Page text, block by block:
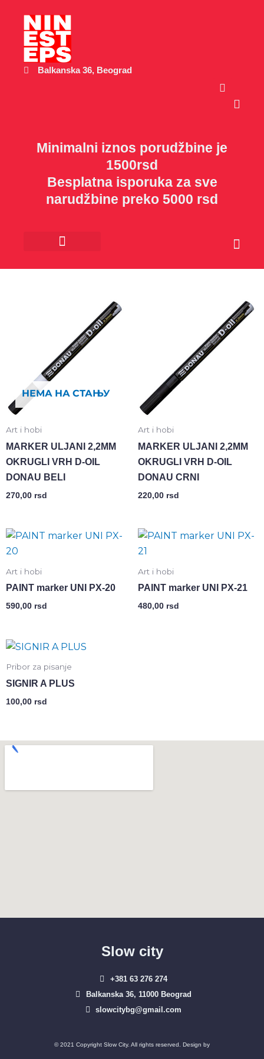
садржај
Balkanska 36, Beograd
Cart
Minimalni iznos porudžbine je
1500rsd
Besplatna isporuka za sve
narudžbine preko 5000 rsd
Cart
НЕМА НА СТАЊУ
Art i hobi
MARKER ULJANI 2,2MM
OKRUGLI VRH D-OIL
DONAU BELI
270,00 rsd
Art i hobi
MARKER ULJANI 2,2MM
OKRUGLI VRH D-OIL
DONAU CRNI
220,00 rsd
Art i hobi
PAINT marker UNI PX-20
590,00 rsd
Art i hobi
PAINT marker UNI PX-21
480,00 rsd
Pribor za pisanje
SIGNIR A PLUS
100,00 rsd
Slow city
+381 63 276 274​
Balkanska 36, 11000 Beograd​
slowcitybg@gmail.com
© 2021 Copyright Slow City. All rights reserved. Design by